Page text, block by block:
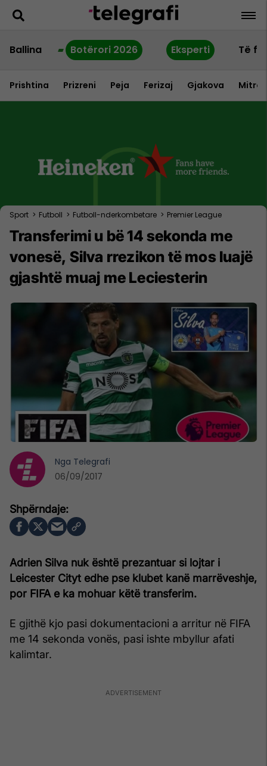
Ballina Botërori 2026 Eksperti Të
Prishtina Prizreni Peja Ferizaj Gjakova
Sport > Futboll > Futboll-nderkombetare > Premier League
Transferimi u bë 14 sekonda me
vonesë, Silva rrezikon të mos luajë
gjashtë muaj me Leciesterin
Adrien Silva nuk është prezantuar si lojtar i
Leicester Cityt edhe pse klubet kanë marrëveshje,
por FIFA e ka mohuar këtë transferim.
E gjithë kjo pasi dokumentacioni a arritur në FIFA
me 14 sekonda vonës, pasi ishte mbyllur afati
kalimtar.
Nga Telegrafi
06/09/2017